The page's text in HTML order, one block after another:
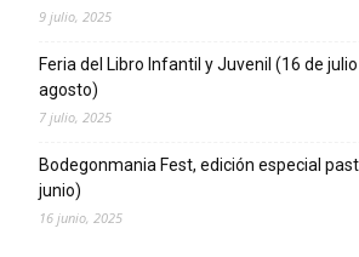
9 julio, 2025
Feria del Libro Infantil y Juvenil (16 de
agosto)
7 julio, 2025
Bodegonmania Fest, edición especial
junio)
16 junio, 2025